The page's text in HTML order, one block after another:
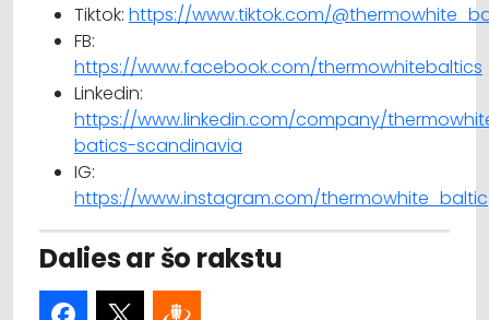
Tiktok: https://www.tiktok.com/
FB:
https://www.facebook.com/thermowhitebaltics
Linkedin:
https://www.linkedin.com/company/
batics-scandinavia
IG:
https://www.instagram.com/thermowhite_baltic
Dalies ar šo rakstu